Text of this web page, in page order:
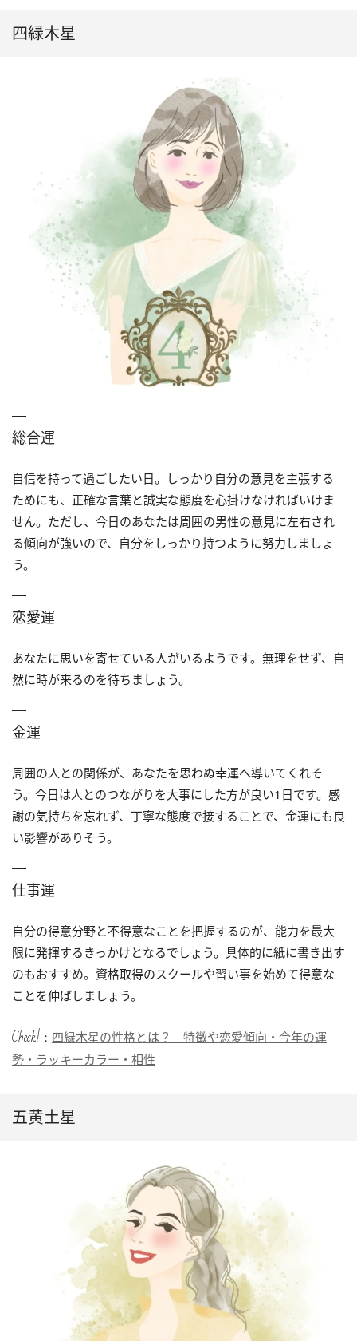
四緑木星
総合運
自信を持って過ごしたい日。しっかり自分の意見を主張する
ためにも、正確な言葉と誠実な態度を心掛けなければいけま
せん。ただし、今日のあなたは周囲の男性の意見に左右され
る傾向が強いので、自分をしっかり持つように努力しましょ
う。
恋愛運
あなたに思いを寄せている人がいるようです。無理をせず、自
然に時が来るのを待ちましょう。
金運
周囲の人との関係が、あなたを思わぬ幸運へ導いてくれそ
う。今日は人とのつながりを大事にした方が良い1日です。感
謝の気持ちを忘れず、丁寧な態度で接することで、金運にも良
い影響がありそう。
仕事運
自分の得意分野と不得意なことを把握するのが、能力を最大
限に発揮するきっかけとなるでしょう。具体的に紙に書き出す
のもおすすめ。資格取得のスクールや習い事を始めて得意な
ことを伸ばしましょう。
Check!： 四緑木星の性格とは？ 特徴や恋愛傾向・今年の運
勢・ラッキーカラー・相性
五黄土星